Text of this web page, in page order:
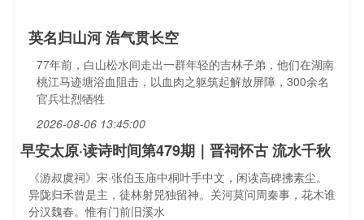
英名归山河 浩气贯长空
77年前，白山松水间走出一群年轻的吉林子弟，他们在湖南
桃江马迹塘浴血阻击，以血肉之躯筑起解放屏障，300余名
官兵壮烈牺牲
2026-08-06 13:45:00
早安太原·读诗时间第479期｜晋祠怀古 流水千秋
《游叔虞祠》宋·张伯玉庙中桐叶手中文，闲读高碑拂素尘。
异陇归禾曾是主，徒林射兕独留神。关河莫问周秦事，花木谁
分汉魏春。惟有门前旧溪水